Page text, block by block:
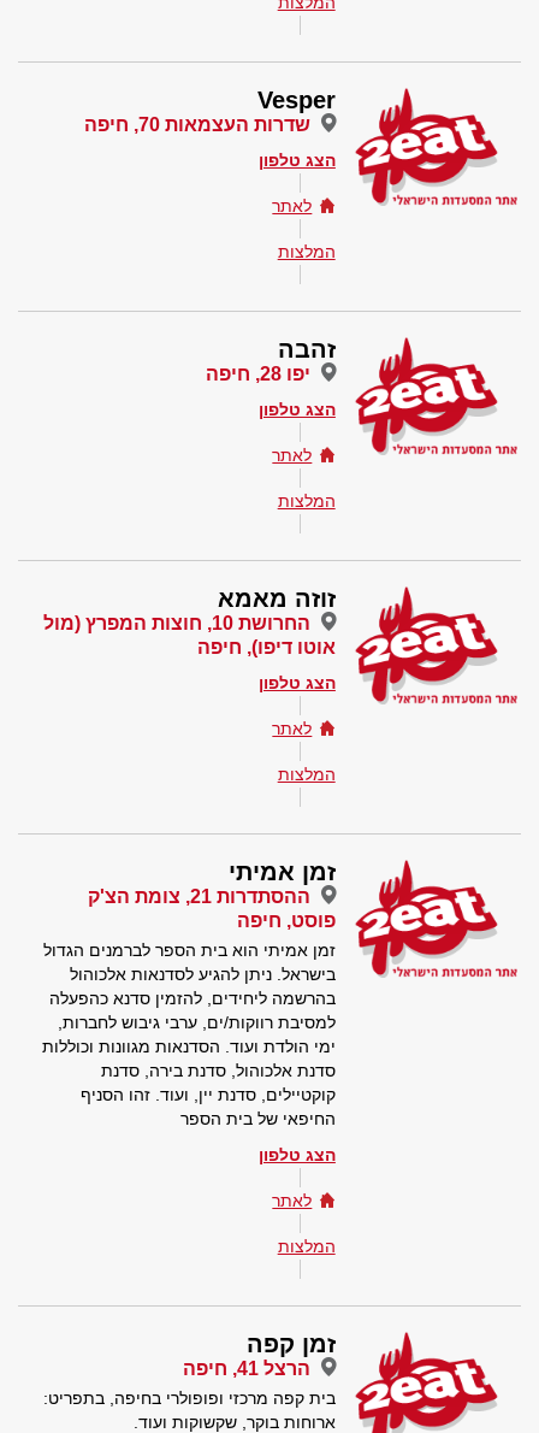
Vesper
שדרות העצמאות 70, חיפה
הצג טלפון
לאתר
המלצות
זהבה
יפו 28, חיפה
הצג טלפון
לאתר
המלצות
זוזה מאמא
החרושת 10, חוצות המפרץ (מול
אוטו דיפו), חיפה
הצג טלפון
לאתר
המלצות
זמן אמיתי
ההסתדרות 21, צומת הצ'ק
פוסט, חיפה
זמן אמיתי הוא בית הספר לברמנים הגדול
בישראל. ניתן להגיע לסדנאות אלכוהול
בהרשמה ליחידים, להזמין סדנא כהפעלה
למסיבת רווקות/ים, ערבי גיבוש לחברות,
ימי הולדת ועוד. הסדנאות מגוונות וכוללות
סדנת אלכוהול, סדנת בירה, סדנת
קוקטיילים, סדנת יין, ועוד. זהו הסניף
החיפאי של בית הספר
הצג טלפון
לאתר
המלצות
זמן קפה
הרצל 41, חיפה
בית קפה מרכזי ופופולרי בחיפה, בתפריט:
ארוחות בוקר, שקשוקות ועוד.